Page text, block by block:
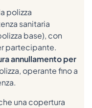
polizza
sanitaria
base), con
partecipante.
annullamento per
operante fino a
una copertura